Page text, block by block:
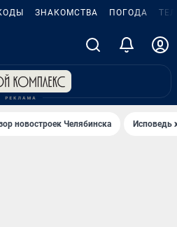
ЗНАКОМСТВА ПОГОДА
новостроек Челябинска Исповедь